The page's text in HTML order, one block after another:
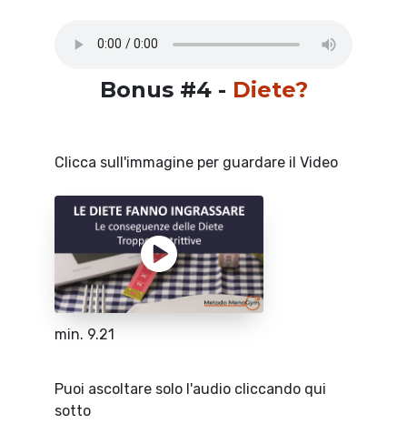
Bonus #4 - Diete?
Clicca sull'immagine per guardare il Video
min. 9.21
Puoi ascoltare solo l'audio cliccando qui
sotto